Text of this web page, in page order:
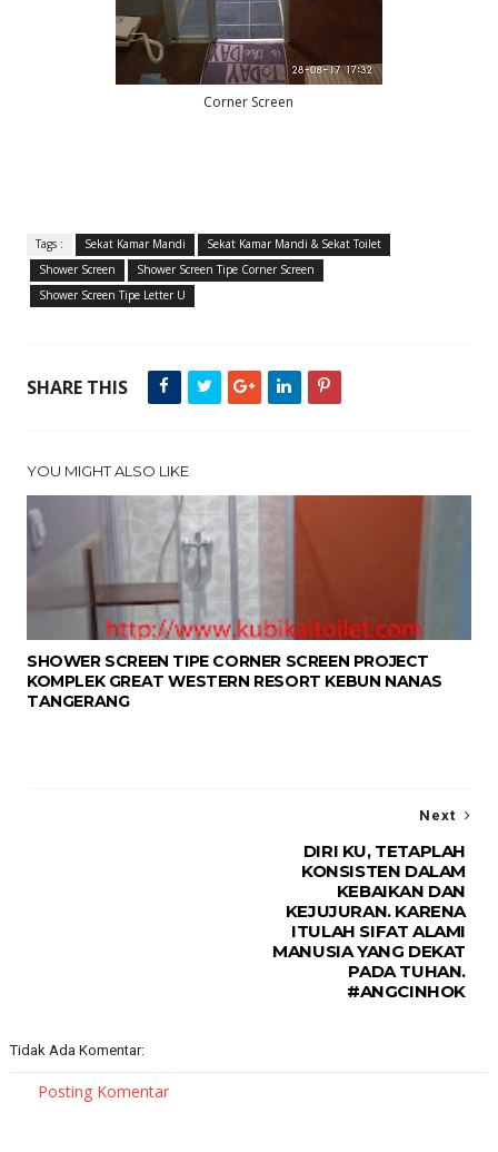
Corner Screen
Tags : Sekat Kamar Mandi
Sekat Kamar Mandi & Sekat Toilet
Shower Screen
Shower Screen Tipe Corner Screen
Shower Screen Tipe Letter U
SHARE THIS
YOU MIGHT ALSO LIKE
SHOWER SCREEN TIPE CORNER SCREEN PROJECT
KOMPLEK GREAT WESTERN RESORT KEBUN NANAS
TANGERANG
Next
DIRI KU, TETAPLAH
KONSISTEN DALAM
KEBAIKAN DAN
KEJUJURAN. KARENA
ITULAH SIFAT ALAMI
MANUSIA YANG DEKAT
PADA TUHAN.
#ANGCINHOK
Tidak Ada Komentar:
Posting Komentar